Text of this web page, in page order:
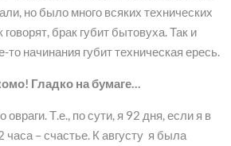
но было много всяких технических
брак губит бытовуха. Так и
то начинания губит техническая ересь.
Гладко на бумаге…
Т.е., по сути, я 92 дня, если я в
часа – счастье. К августу я была